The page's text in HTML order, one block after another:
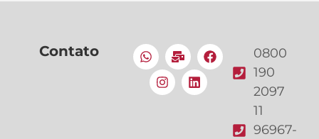
Contato
0800
190
2097
11
96967-